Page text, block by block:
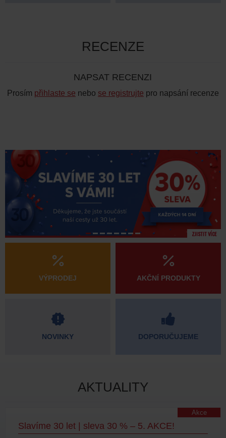
RECENZE
NAPSAT RECENZI
Prosím přihlaste se nebo se registrujte pro napsání recenze
ZJISTIT VÍCE
VÝPRODEJ
NOVINKY
AKČNÍ PRODUKTY
DOPORUČUJEME
AKTUALITY
Slavíme 30 let | sleva 30 % – 5. AKCE!
Akce